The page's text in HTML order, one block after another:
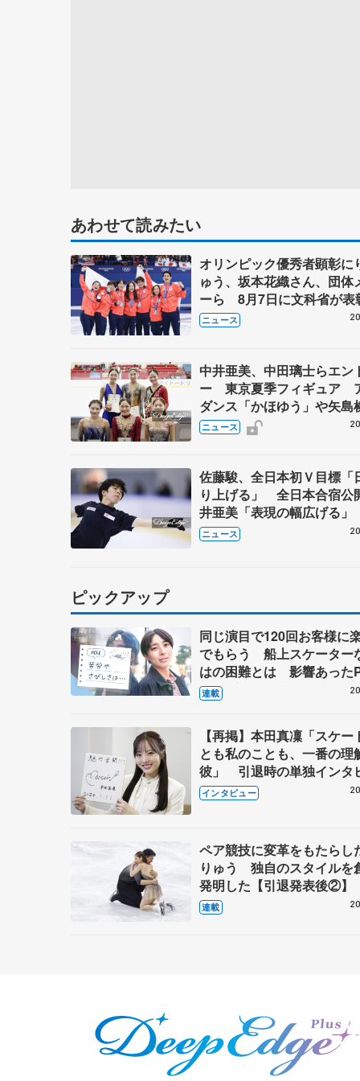
あわせて読みたい
オリンピック優秀者顕彰に
ゅう、坂本花織さん、団体
ーら 8月7日に文科省が表
ブルーノ・マルコット、中
らコーチも
ニュース
中井亜美、中田璃士らエン
ー 東京夏季フィギュア
ダンス「かほゆう」や矢島
北村凌大組も
ニュース
佐藤駿、全日本初Ｖ目標「
り上げる」 全日本合宿公
井亜美「表現の幅広げる
界王者のフェルナンデスさ
師
ニュース
ピックアップ
同じ演目で120回お客様に
でもらう 船上スケーター
はの困難とは 影響あった
キャプテン松永さんの存在
連載
【再掲】本田真凜「スケー
とも私のことも、一番の理
彼」 引退時の単独インタ
で語った競技人生や家族、
これからの夢…
インタビュー
ペア競技に変革をもたらし
りゅう 独自のスタイルを
発明した【引退発表後②】
連載